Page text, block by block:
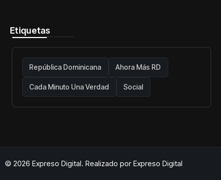
Etiquetas
República Dominicana Ahora Más RD
Cada Minuto Una Verdad Social
© 2026 Expreso Digital. Realizado por Expreso Digital